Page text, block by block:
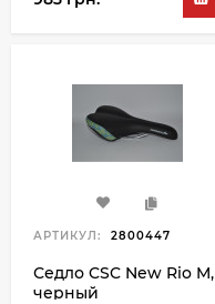
АРТИКУЛ: 2800447
Седло CSC New Rio M,
черный